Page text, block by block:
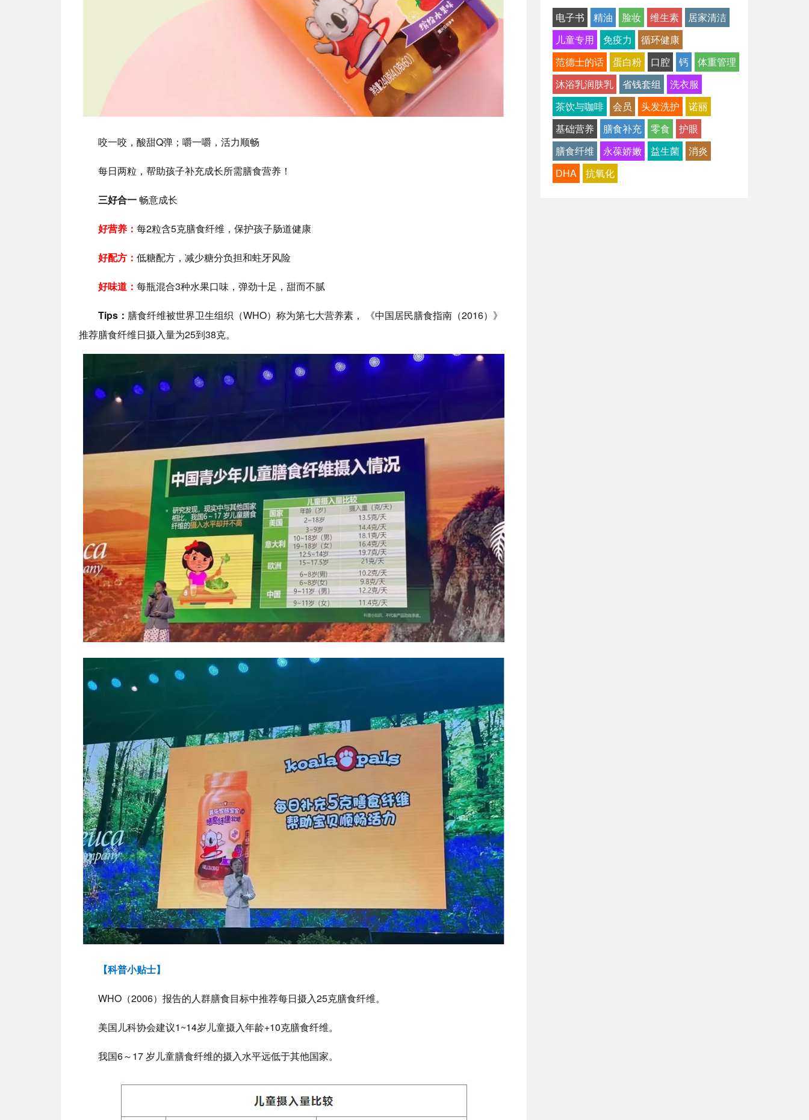
咬一咬，酸甜Q弹； 嚼一嚼，活力顺畅
每日两粒，帮助孩子补充成长所需膳食营养！
三好合一畅意成长
好营养： 每2粒含5克膳食纤维，保护孩子肠道健康
好配方： 低糖配方，减少糖分负担和蛀牙风险
好味道： 每瓶混合3种水果口味，弹劲十足，甜而不腻
Tips： 膳食纤维被世界卫生组织（WHO）称为第七大营养素， 《中国居民膳食指南（2016）》
推荐膳食纤维日摄入量为25到38克。
【科普小贴士】
WHO（2006）报告的人群膳食目标中推荐每日摄入25克膳食纤维。
美国儿科协会建议1~14岁儿童摄入年龄+10克膳食纤维。
我国6～17 岁儿童膳食纤维的摄入水平远低于其他国家。
电子书 精油 脸妆 维生素
居家清洁
儿童专用
免疫力
循环健康
范德士的话
蛋白粉 口腔 钙
体重管理
沐浴乳润肤乳
省钱套组
洗衣服
茶饮与咖啡
会员 头发洗护
诺丽
基础营养
膳食补充 零食
护眼
膳食纤维
永葆娇嫩 益生菌
消炎
DHA
抗氧化